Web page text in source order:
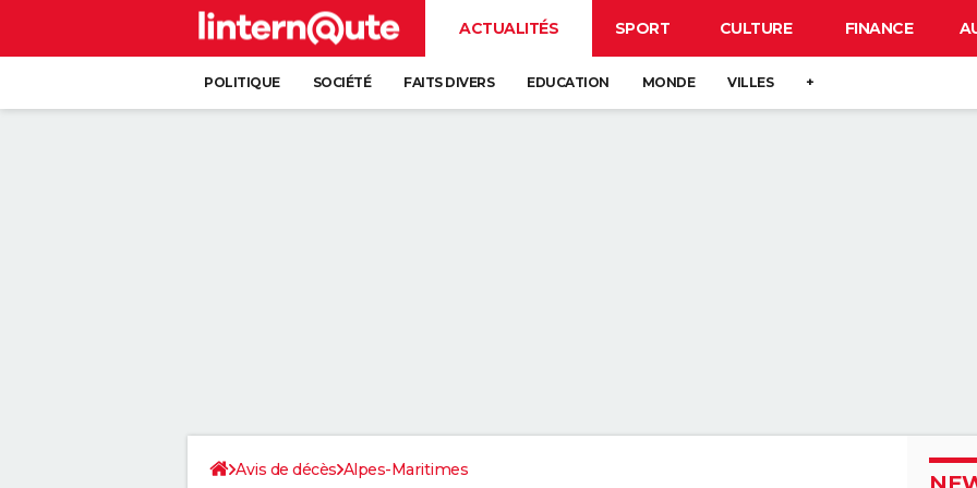
ACTUALITÉS SPORT CULTURE FINANCE
POLITIQUE SOCIÉTÉ FAITS DIVERS EDUCATION MONDE VILLES +
Avis de décès Alpes-Maritimes